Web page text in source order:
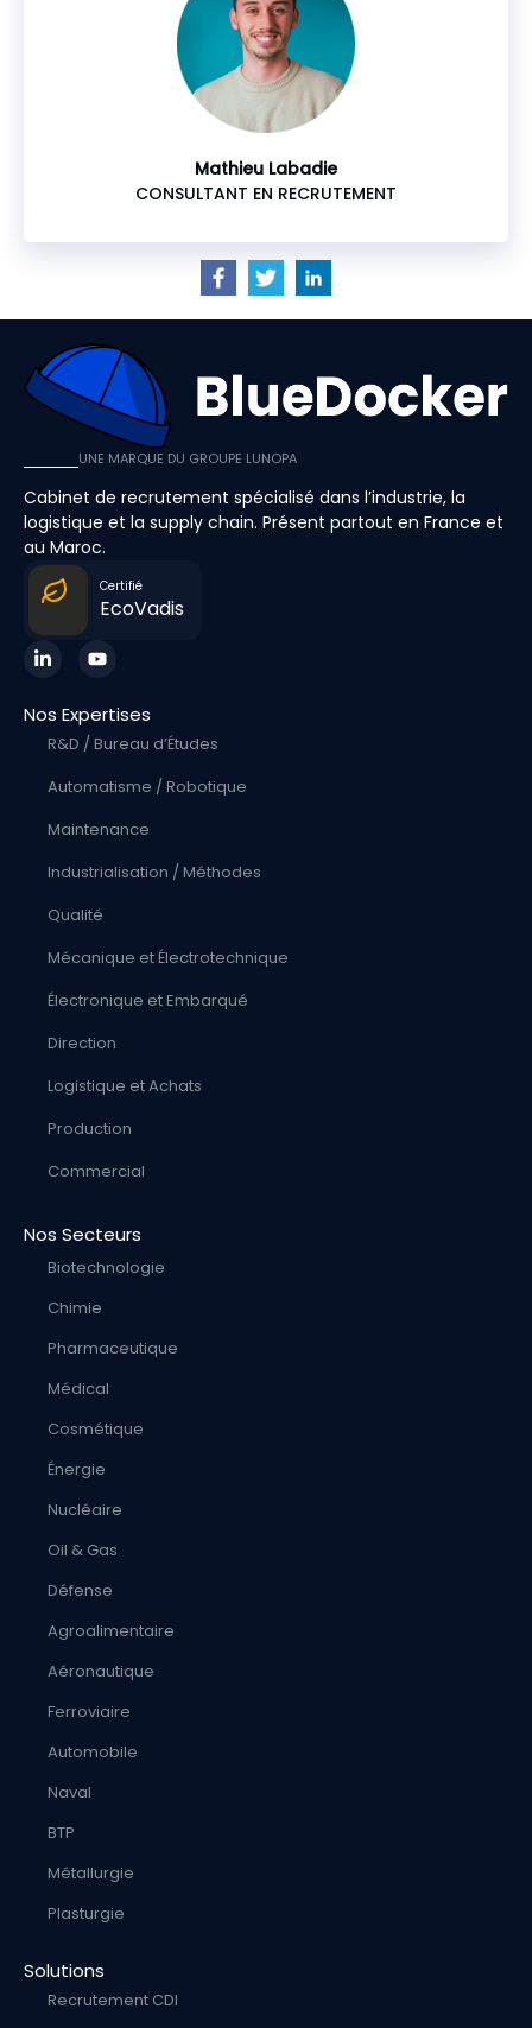
Mathieu Labadie
CONSULTANT EN RECRUTEMENT
UNE MARQUE DU GROUPE LUNOPA
Cabinet de recrutement spécialisé dans l’industrie, la
logistique et la supply chain. Présent partout en France et
au Maroc.
Certifié
EcoVadis
Nos Expertises
R&D / Bureau d’Études
Automatisme / Robotique
Maintenance
Industrialisation / Méthodes
Qualité
Mécanique et Électrotechnique
Électronique et Embarqué
Direction
Logistique et Achats
Production
Commercial
Nos Secteurs
Biotechnologie
Chimie
Pharmaceutique
Médical
Cosmétique
Énergie
Nucléaire
Oil & Gas
Défense
Agroalimentaire
Aéronautique
Ferroviaire
Automobile
Naval
BTP
Métallurgie
Plasturgie
Solutions
Recrutement CDI